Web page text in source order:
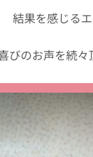
結果を感じる
びのお声を続々